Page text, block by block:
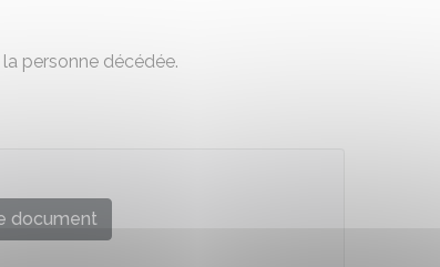
personne décédée.
document